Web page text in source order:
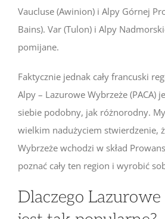
Vaucluse (Awinion) i Alpy Górnej
Bains). Var (Tulon) i Alpy
pomijane.
Faktycznie jednak cały francuski
Alpy – Lazurowe Wybrzeże (PACA)
siebie podobny, jak różnorodny.
wielkim nadużyciem stwierdzenie,
Wybrzeże wchodzi w skład
poznać cały ten region i wyrobić
Dlaczego